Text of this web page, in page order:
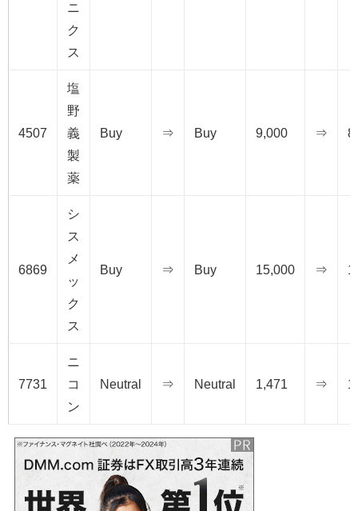
ニ
ク
ス
4507
塩
野
義
製
薬
Buy ⇒ Buy 9,000 ⇒
6869
シ
ス
メ
ッ
ク
ス
Buy ⇒ Buy 15,000 ⇒
7731
ニ
コ
ン
Neutral ⇒ Neutral 1,471 ⇒